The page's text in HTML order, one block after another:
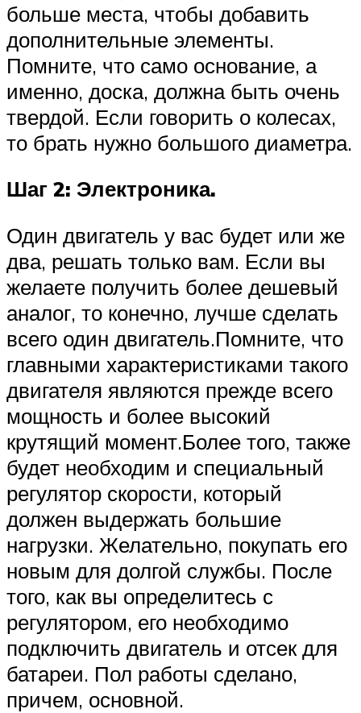
больше места, чтобы добавить
дополнительные элементы.
Помните, что само основание, а
именно, доска, должна быть очень
твердой. Если говорить о колесах,
то брать нужно большого диаметра.
Шаг 2: Электроника.
Один двигатель у вас будет или же
два, решать только вам. Если вы
желаете получить более дешевый
аналог, то конечно, лучше сделать
всего один двигатель.Помните, что
главными характеристиками такого
двигателя являются прежде всего
мощность и более высокий
крутящий момент.Более того, также
будет необходим и специальный
регулятор скорости, который
должен выдержать большие
нагрузки. Желательно, покупать его
новым для долгой службы. После
того, как вы определитесь с
регулятором, его необходимо
подключить двигатель и отсек для
батареи. Пол работы сделано,
причем, основной.